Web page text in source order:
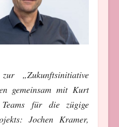
„Zukunftsinitiative
gemeinsam mit Kurt
für die zügige
Jochen Kramer,